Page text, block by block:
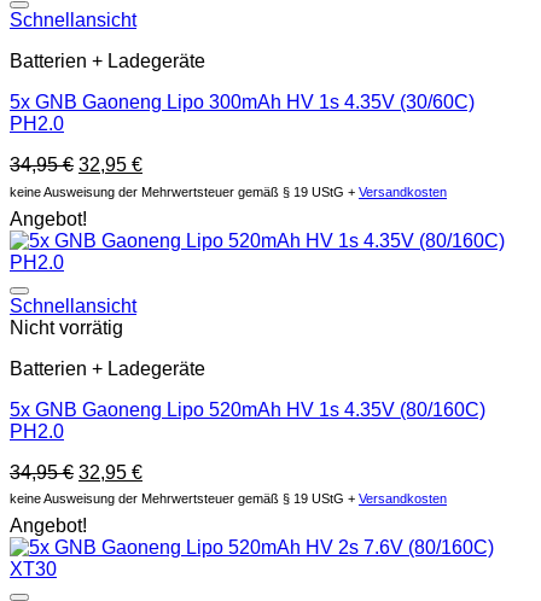
Schnellansicht
Batterien + Ladegeräte
5x GNB Gaoneng Lipo 300mAh HV 1s 4.35V (30/60C)
PH2.0
34,95€ Ursprünglicher
Preis
war:
34,95 €
32,95 €Aktueller
Preis
32,95 €.
keine Ausweisung der Mehrwertsteuer gemäß § 19 UStG + Versandkosten
Angebot!
Schnellansicht
Nicht vorrätig
Batterien + Ladegeräte
5x GNB Gaoneng Lipo 520mAh HV 1s 4.35V (80/160C)
PH2.0
34,95€ Ursprünglicher
Preis
war:
34,95 €
32,95 €Aktueller
Preis
32,95 €.
keine Ausweisung der Mehrwertsteuer gemäß § 19 UStG + Versandkosten
Angebot!